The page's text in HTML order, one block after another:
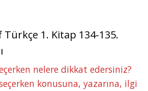
Türkçe 1. Kitap 134-135.
nelere dikkat edersiniz?
konusuna, yazarına, ilgi